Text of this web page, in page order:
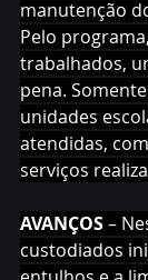
manutenção
Pelo
trabalhados,
pena.
unidades
atendidas,
serviços
AVANÇOS –
custodiados